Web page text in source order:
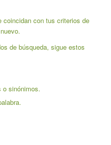
coincidan con tus criterios de
de búsqueda, sigue estos
o sinónimos.